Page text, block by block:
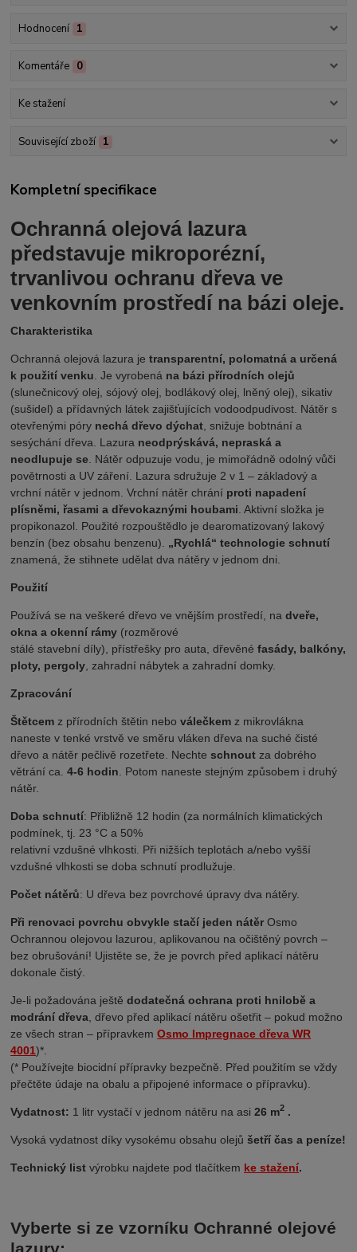
Hodnocení 1
Komentáře 0
Ke stažení
Související zboží 1
Kompletní specifikace
Ochranná olejová lazura
představuje mikroporézní,
trvanlivou ochranu dřeva ve
venkovním prostředí na bázi oleje.
Charakteristika
Ochranná olejová lazura jetransparentní, polomatná a určená
k použití venku . Je vyrobená na bázi přírodních olejů
(slunečnicový olej, sójový olej, bodlákový olej, lněný olej), sikativ
(sušidel) a přídavných látek zajišťujících vodoodpudivost. Nátěr s
otevřenými póry nechá dřevo dýchat , snižuje bobtnání a
sesýchání dřeva. Lazura neodprýskává, nepraská a
neodlupuje se . Nátěr odpuzuje vodu, je mimořádně odolný vůči
povětrnosti a UV záření. Lazura sdružuje 2 v 1 – základový a
vrchní nátěr v jednom. Vrchní nátěr chrání proti napadení
plísněmi, řasami a dřevokaznými houbami .Aktivní složka je
propikonazol.
Použité rozpouštědlo je dearomatizovaný lakový
benzín (bez obsahu benzenu). „Rychlá“ technologie schnutí
znamená, že stihnete udělat dva nátěry v jednom dni.
Použití
Používá se na veškeré dřevo ve vnějším prostředí, nadveře,
okna a okenní rámy (rozměrové
stálé stavební díly), přístřešky pro auta, dřevěnéfasády, balkóny,
ploty, pergoly , zahradní nábytek a zahradní domky.
Zpracování
Štětcem z přírodních štětin neboválečkem z mikrovlákna
naneste v tenké vrstvě ve směru vláken dřeva na suché čisté
dřevo a nátěr pečlivě rozetřete. Nechteschnout za dobrého
větrání ca.4-6 hodin . Potom naneste stejným způsobem i druhý
nátěr.
Doba schnutí: Přibližně 12 hodin (za normálních klimatických
podmínek, tj. 23 °C a 50%
relativní vzdušné vlhkosti. Při nižších teplotách a/nebo vyšší
vzdušné vlhkosti se doba schnutí prodlužuje.
Počet nátěrů: U dřeva bez povrchové úpravy dva nátěry.
Při renovaci povrchu obvykle stačí jeden nátěr Osmo
Ochrannou olejovou lazurou, aplikovanou na očištěný povrch–
bez obrušování! Ujistěte se, že je povrch před aplikací nátěru
dokonale čistý.
Je-li požadována ještědodatečná ochrana proti hnilobě a
modrání dřeva , dřevo před aplikací nátěru ošetřit – pokud možno
ze všech stran – přípravkemOsmo Impregnace dřeva WR
4001)*.
(* Používejte biocidní přípravky bezpečně. Před použitím se vždy
přečtěte údaje na obalu a připojené informace o přípravku).
Vydatnost: 1 litr vystačí v jednom nátěru na asi26 m2 .
Vysoká vydatnost díky vysokému obsahu olejů šetří čas a peníze!
Technický listvýrobku najdete pod tlačítkem ke stažení.
Vyberte si ze vzorníku Ochranné olejové